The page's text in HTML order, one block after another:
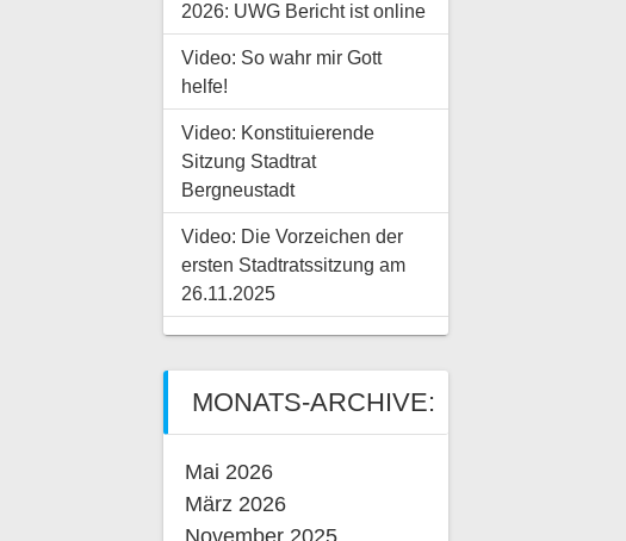
2026: UWG Bericht ist online
Video: So wahr mir Gott
helfe!
Video: Konstituierende
Sitzung Stadtrat
Bergneustadt
Video: Die Vorzeichen der
ersten Stadtratssitzung am
26.11.2025
MONATS-ARCHIVE:
Mai 2026
März 2026